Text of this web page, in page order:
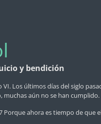
y bendición
Los últimos días del siglo
muchas aún no se han cumplido.
Porque ahora es tiempo de que